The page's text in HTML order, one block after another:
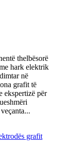
thelbësorë
hark elektrik
në
grafit të
ekspertizë për